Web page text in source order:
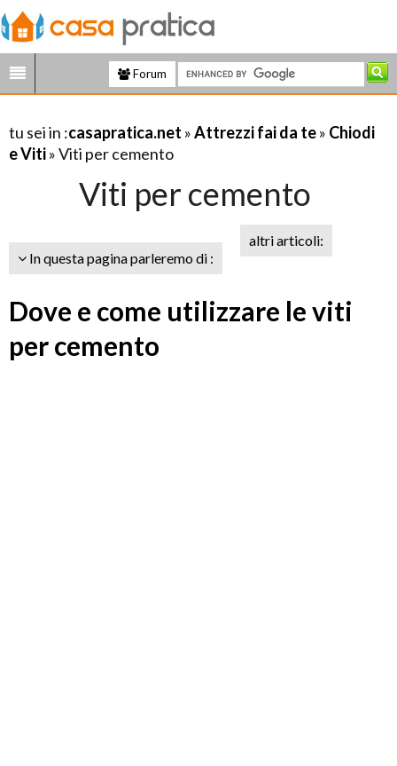
Forum
tu sei in :casapratica.net »Attrezzi fai da te» Chiodi
e Viti» Viti per cemento
Viti per cemento
In questa pagina parleremo di :
altri articoli:
Dove e come utilizzare le viti
per cemento